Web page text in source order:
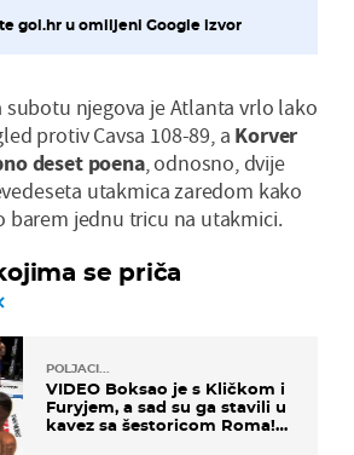
gol.hr u omiljeni Google izvor
subotu njegova je Atlanta vrlo lako
protiv Cavsa 108-89, a Korver
deset poena, odnosno, dvije
utakmica zaredom kako
barem jednu tricu na utakmici.
se priča
POLJACI...
VIDEO Boksao je s Kličkom i
Furyjem, a sad su ga stavili u
kavez sa šestoricom Roma!